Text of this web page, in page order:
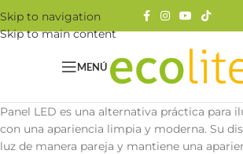
Skip to navigation
Skip to main content
MENÚ
Panel LED es una alternativa práctica para
con una apariencia limpia y moderna. Su
luz de manera pareja y mantiene una